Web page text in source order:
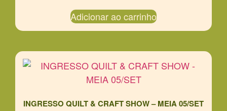
Adicionar ao carrinho
INGRESSO QUILT & CRAFT SHOW – MEIA 05/SET